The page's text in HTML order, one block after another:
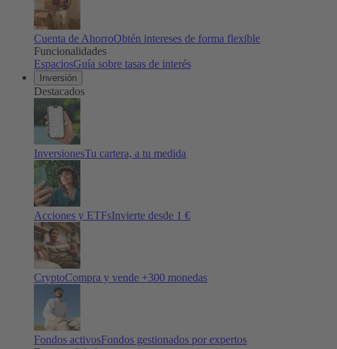
Cuenta de AhorroObtén intereses de forma flexible
Funcionalidades
EspaciosGuía sobre tasas de interés
Inversión
Destacados
InversionesTu cartera, a tu medida
Acciones y ETFsInvierte desde 1 €
CryptoCompra y vende +300 monedas
Fondos activosFondos gestionados por expertos